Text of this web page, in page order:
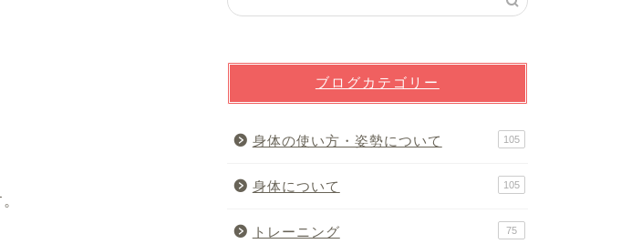
ブログカテゴリー
身体の使い方・姿勢について 105
身体について 105
トレーニング 75